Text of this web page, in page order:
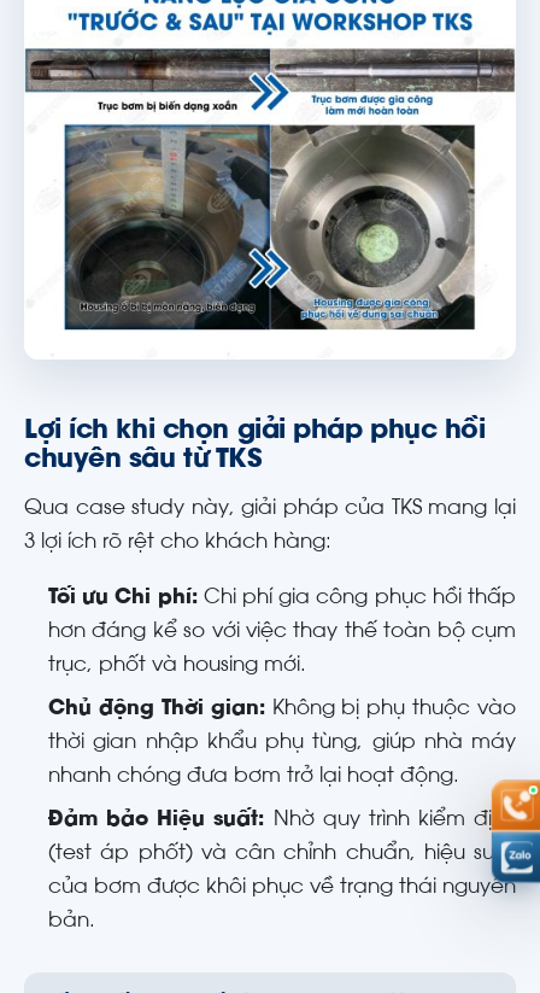
Lợi ích khi chọn giải pháp phục hồi
chuyên sâu từ TKS
Qua case study này, giải pháp của TKS mang lại
3 lợi ích rõ rệt cho khách hàng:
Tối ưu Chi phí:Chi phí gia công phục hồi thấp
hơn đáng kể so với việc thay thế toàn bộ cụm
trục, phốt và housing mới.
Chủ động Thời gian:Không bị phụ thuộc vào
thời gian nhập khẩu phụ tùng, giúp nhà máy
nhanh chóng đưa bơm trở lại hoạt động.
Đảm bảo Hiệu suất: Nhờ quy trình kiểm định
(test áp phốt) và cân chỉnh chuẩn, hiệu suất
của bơm được khôi phục về trạng thái nguyên
bản.